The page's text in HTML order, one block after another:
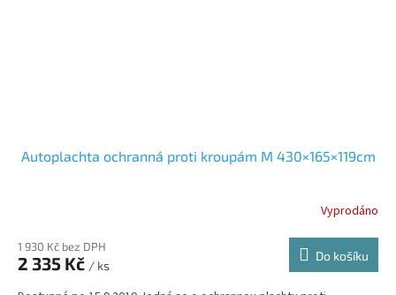
Autoplachta ochranná proti kroupám M 430×165×119cm
Vyprodáno
1 930 Kč bez DPH
2 335 Kč / ks
Do košíku